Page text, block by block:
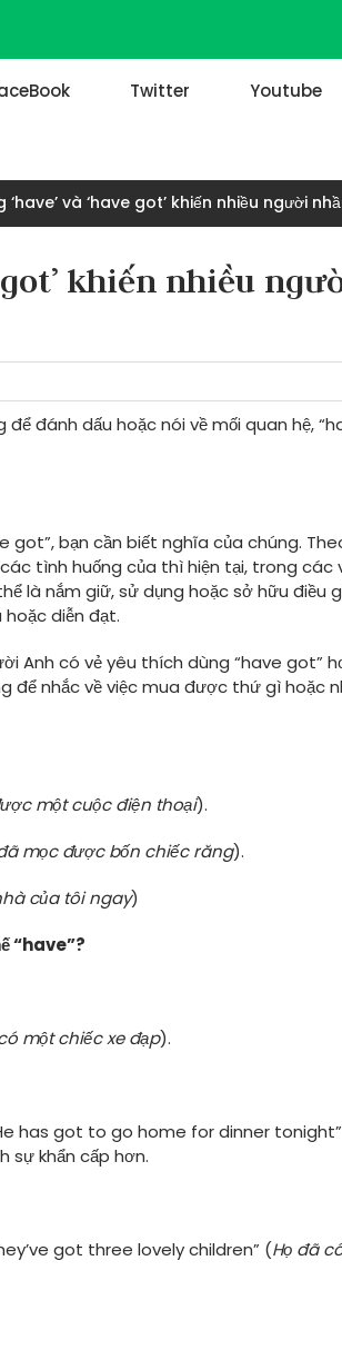
Twitter Youtube
và ‘have got’ khiến nhiều người
got’ khiến nhiều
đánh dấu hoặc nói về mối quan hệ,
got”, bạn cần biết nghĩa của chúng.
tình huống của thì hiện tại, trong các
là nắm giữ, sử dụng hoặc sở hữu điều
diễn đạt.
Anh có vẻ yêu thích dùng “have got”
để nhắc về việc mua được thứ gì hoặc
một cuộc điện thoại).
mọc được bốn chiếc răng).
của tôi ngay)
“have”?
một chiếc xe đạp).
has got to go home for dinner
sự khẩn cấp hơn.
got three lovely children” (Họ đã